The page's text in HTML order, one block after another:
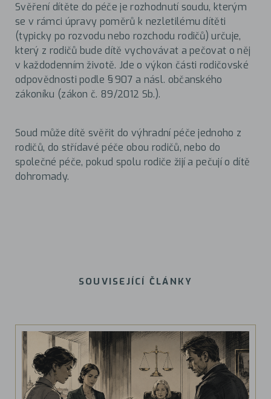
Svěření dítěte do péče je rozhodnutí soudu, kterým
se v rámci úpravy poměrů k nezletilému dítěti
(typicky po rozvodu nebo rozchodu rodičů) určuje,
který z rodičů bude dítě vychovávat a pečovat o něj
v každodenním životě. Jde o výkon části rodičovské
odpovědnosti podle § 907 a násl. občanského
zákoníku (zákon č. 89/2012 Sb.).
Soud může dítě svěřit do výhradní péče jednoho z
rodičů, do střídavé péče obou rodičů, nebo do
společné péče, pokud spolu rodiče žijí a pečují o dítě
dohromady.
SOUVISEJÍCÍ ČLÁNKY